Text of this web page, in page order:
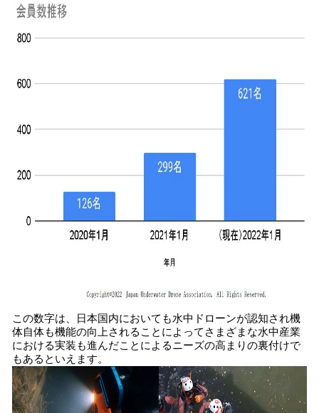
この数字は、日本国内においても水中ドローンが認知され機
体自体も機能の向上されることによってさまざまな水中産業
における実装も進んだことによるニーズの高まりの裏付けで
もあるといえます。